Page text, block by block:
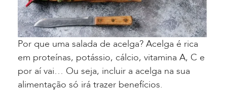
Por que uma salada de acelga? Acelga é rica
em proteínas, potássio, cálcio, vitamina A, C e
por aí vai… Ou seja, incluir a acelga na sua
alimentação só irá trazer benefícios.